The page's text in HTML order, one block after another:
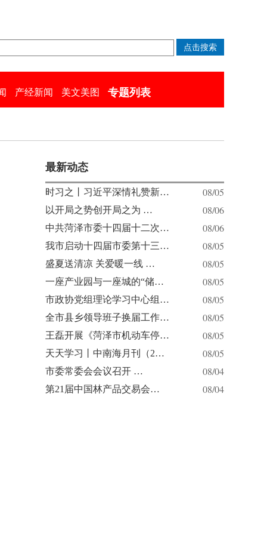
产经新闻 美文美图 专题列表
最新动态
时习之丨习近平深情礼赞新… 08/05
以开局之势创开局之为 … 08/06
中共菏泽市委十四届十二次… 08/06
我市启动十四届市委第十三… 08/05
盛夏送清凉 关爱暖一线 … 08/05
一座产业园与一座城的“储… 08/05
市政协党组理论学习中心组… 08/05
全市县乡领导班子换届工作… 08/05
王磊开展《菏泽市机动车停… 08/05
天天学习丨中南海月刊（2… 08/05
市委常委会会议召开 … 08/04
第21届中国林产品交易会… 08/04